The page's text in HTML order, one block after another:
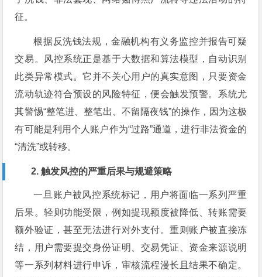
征。
根据反洗钱法规，金融机构有义务监控并报告可疑
交易。风控系统正是基于大数据和算法模型，自动识别
此类异常模式。它并不关心用户的真实意图，只要资金
流动轨迹符合预设的风险特征，便会触发预警。系统尤
其警惕“整笔进、整笔出、不留隔夜钱”的操作，因为这极
有可能是利用个人账户作为“过路”通道，进行非法资金的
“清洗”或转移。
2. 触发风控的严重后果与规避策略
一旦账户被风控系统标记，用户将面临一系列严重
后果。轻则功能受限，例如提现额度被降低、转账需要
额外验证，甚至无法进行对外支付。重则账户被直接冻
结，用户需要提交身份证明、交易凭证、资金来源说明
等一系列材料进行申诉，审核流程漫长且结果不确定。